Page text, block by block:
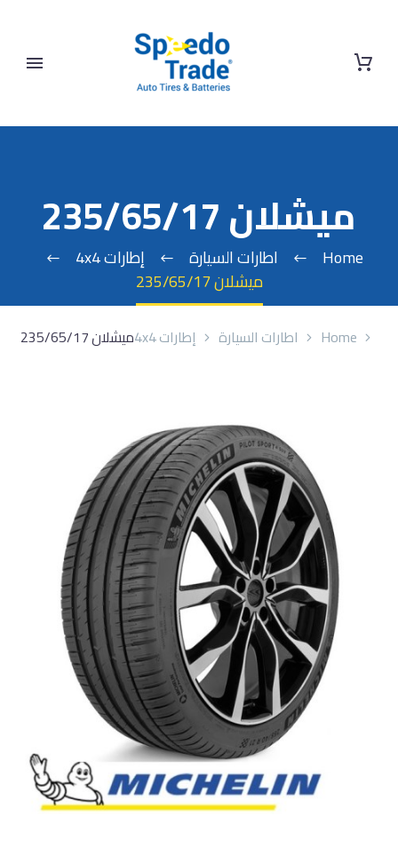
English
ميشلان 235/65/17
Home اطارات السيارة
إطارات 4x4
ميشلان 235/65/17
Home اطارات السيارة إطارات 4x4 ميشلان 235/65/17